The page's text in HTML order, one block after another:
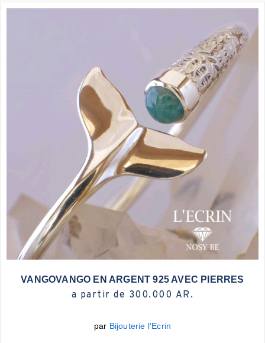
Plus d'infos
VANGOVANGO EN ARGENT 925 AVEC PIERRES
a partir de 300.000 AR.
par Bijouterie l'Ecrin